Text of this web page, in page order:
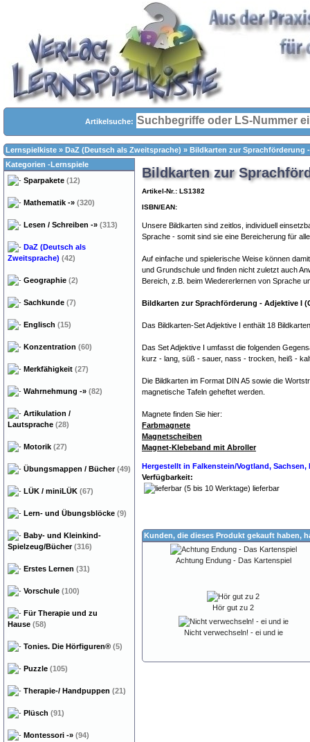
Artikelsuche:
Lernspielkiste » DaZ (Deutsch als Zweitsprache) » Bildkarten zur Sprachförderung
Bildkarten zur
Artikel-Nr.: LS1382
ISBN/EAN:
Unsere Bildkarten sind zeitlos, individuell
Sprache - somit sind sie eine Bereicherung für
Auf einfache und spielerische Weise können
und Grundschule und finden nicht zuletzt auch
Bereich, z.B. beim Wiedererlernen von Sprache
Bildkarten zur Sprachförderung - Adjektive I
Das Bildkarten-Set Adjektive I enthält 18
Das Set Adjektive I umfasst die folgenden
kurz - lang, süß - sauer, nass - trocken, heiß -
Die Bildkarten im Format DIN A5 sowie die
magnetische Tafeln geheftet werden.
Magnete finden Sie hier:
Farbmagnete
Magnetscheiben
Magnet-Klebeband mit Abroller
Hergestellt in Falkenstein/Vogtland, Sachsen,
Verfügbarkeit:
lieferbar
Kunden, die dieses Produkt gekauft haben,
Achtung Endung - Das Kartenspiel
Hör gut zu 2
Nicht verwechseln! - ei und ie
Kategorien -Lernspiele
Sparpakete (12)
Mathematik -» (320)
Lesen / Schreiben -» (313)
DaZ (Deutsch als
Zweitsprache) (42)
Geographie (2)
Sachkunde (7)
Englisch (15)
Konzentration (60)
Merkfähigkeit (27)
Wahrnehmung -» (82)
Artikulation /
Lautsprache (28)
Motorik (27)
Übungsmappen / Bücher(49)
LÜK / miniLÜK (67)
Lern- und Übungsblöcke (9)
Baby- und Kleinkind-
Spielzeug/Bücher(316)
Erstes Lernen (31)
Vorschule (100)
Für Therapie und zu
Hause (58)
Tonies. Die Hörfiguren® (5)
Puzzle (105)
Therapie-/ Handpuppen (21)
Plüsch (91)
Montessori -» (94)